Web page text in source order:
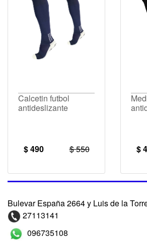
Calcetin futbol
antideslizante
$ 490 $ 550 $
Bulevar España 2664 y Luis de la
27113141
096735108